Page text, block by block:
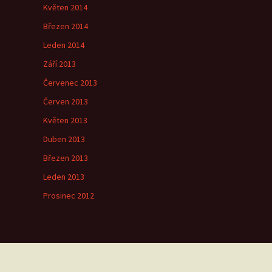
Květen 2014
Březen 2014
Leden 2014
Září 2013
Červenec 2013
Červen 2013
Květen 2013
Duben 2013
Březen 2013
Leden 2013
Prosinec 2012